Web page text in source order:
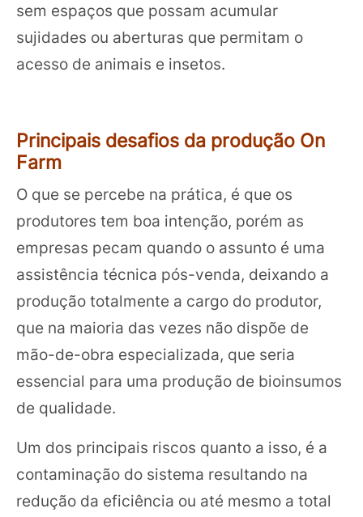
sem espaços que possam acumular
sujidades ou aberturas que permitam o
acesso de animais e insetos.
Principais desafios da produção On
Farm
O que se percebe na prática, é que os
produtores tem boa intenção, porém as
empresas pecam quando o assunto é uma
assistência técnica pós-venda, deixando a
produção totalmente a cargo do produtor,
que na maioria das vezes não dispõe de
mão-de-obra especializada, que seria
essencial para uma produção de bioinsumos
de qualidade.
Um dos principais riscos quanto a isso, é a
contaminação do sistema resultando na
redução da eficiência ou até mesmo a total